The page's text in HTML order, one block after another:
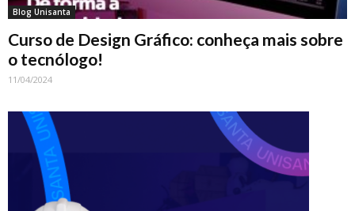
Blog Unisanta
Curso de Design Gráfico: conheça mais sobre
o tecnólogo!
11/04/2024